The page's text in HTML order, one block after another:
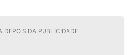
DEPOIS DA PUBLICIDADE